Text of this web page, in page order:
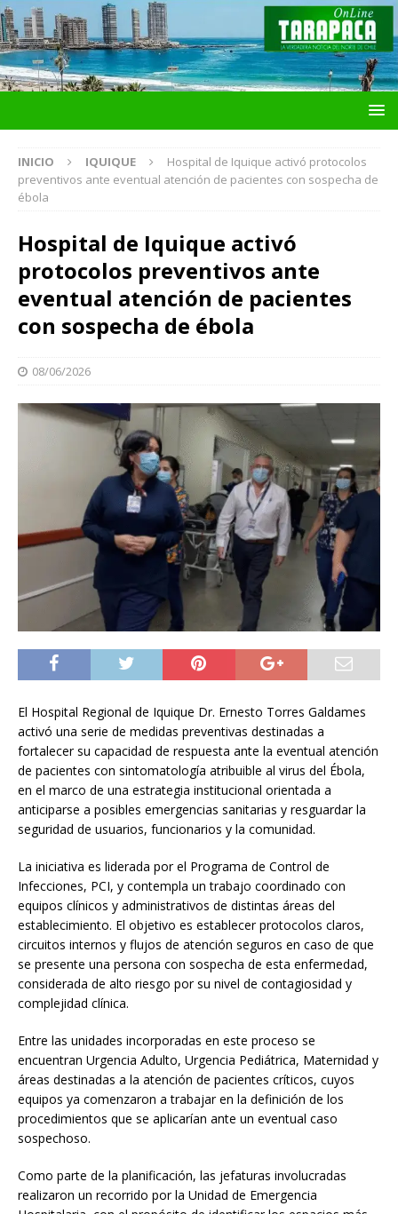
INICIO IQUIQUE
Hospital de Iquique activó protocolos
preventivos ante eventual atención de pacientes con sospecha de
ébola
Hospital de Iquique activó
protocolos preventivos ante
eventual atención de pacientes
con sospecha de ébola
08/06/2026
El Hospital Regional de Iquique Dr. Ernesto Torres Galdames
activó una serie de medidas preventivas destinadas a
fortalecer su capacidad de respuesta ante la eventual atención
de pacientes con sintomatología atribuible al virus del Ébola,
en el marco de una estrategia institucional orientada a
anticiparse a posibles emergencias sanitarias y resguardar la
seguridad de usuarios, funcionarios y la comunidad.
La iniciativa es liderada por el Programa de Control de
Infecciones, PCI, y contempla un trabajo coordinado con
equipos clínicos y administrativos de distintas áreas del
establecimiento. El objetivo es establecer protocolos claros,
circuitos internos y flujos de atención seguros en caso de que
se presente una persona con sospecha de esta enfermedad,
considerada de alto riesgo por su nivel de contagiosidad y
complejidad clínica.
Entre las unidades incorporadas en este proceso se
encuentran Urgencia Adulto, Urgencia Pediátrica, Maternidad y
áreas destinadas a la atención de pacientes críticos, cuyos
equipos ya comenzaron a trabajar en la definición de los
procedimientos que se aplicarían ante un eventual caso
sospechoso.
Como parte de la planificación, las jefaturas involucradas
realizaron un recorrido por la Unidad de Emergencia